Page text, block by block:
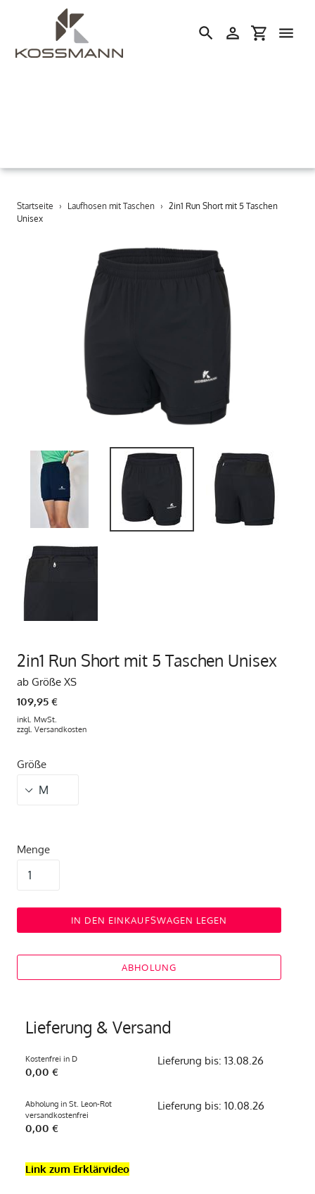
Direkt
zum
SuchenEinloggen
Startseite › Laufhosen mit Taschen › 2in1 Run Short mit 5 Taschen
Unisex
2in1 Run Short mit 5 Taschen Unisex
ab Größe XS
109,95 €
inkl. MwSt.
zzgl. Versandkosten
Größe
Menge
IN DEN EINKAUFSWAGEN LEGEN
ABHOLUNG
Lieferung & Versand
Kostenfrei in D
0,00 €
Lieferung bis: 13.08.26
Abholung in St. Leon-Rot
versandkostenfrei
0,00 €
Lieferung bis: 10.08.26
Link zum Erklärvideo